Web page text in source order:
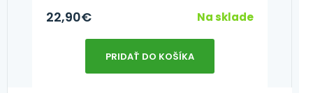
22,90€ Na sklade
PRIDAŤ DO KOŠÍKA